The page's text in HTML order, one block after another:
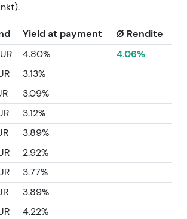
Yield at payment
Ø Rendite
4.80%
4.06%
3.13%
3.09%
3.12%
3.89%
2.92%
3.77%
3.89%
4.22%